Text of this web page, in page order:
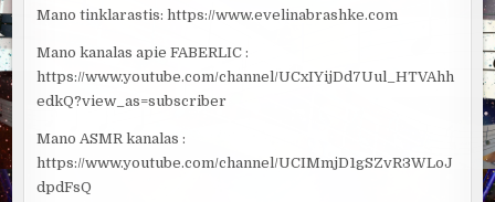
Mano tinklarastis: https://www.evelinabrashke.com
Mano kanalas apie FABERLIC :
https://www.youtube.com/channel/UCxIYijDd7Uul_HTVAhh
edkQ?view_as=subscriber
Mano ASMR kanalas :
https://www.youtube.com/channel/UCIMmjD1gSZvR3WLoJ
dpdFsQ